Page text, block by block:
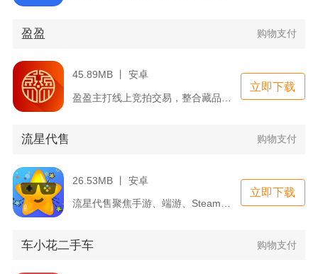
盈盈 购物支付
45.89MB 丨 安卓
立即下载
流星代售 购物支付
26.53MB 丨 安卓
流星代售聚焦手游、端游、Steam数字资产一站式代售交易，覆...
立即下载
车小花二手车 购物支付